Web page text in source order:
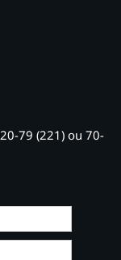
79 (221) ou 70-